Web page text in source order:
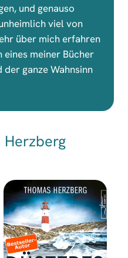
und genauso
viel von
über mich erfahren
meiner Bücher
ganze Wahnsinn
Herzberg